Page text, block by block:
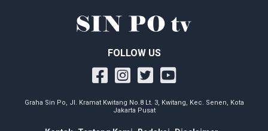
FOLLOW US
Graha Sin Po, Jl. Kramat Kwitang No.8 Lt. 3, Kwitang, Kec. Senen, Kota
Jakarta Pusat